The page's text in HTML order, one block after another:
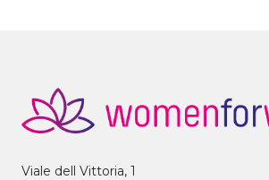
Viale dell Vittoria, 1